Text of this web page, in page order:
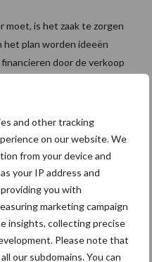
and other tracking
on our website. We
from your device and
your IP address and
you with
marketing campaign
insights, collecting precise
Please note that
our subdomains. You can
is het zaak te zorgen
het plan worden ideeën
door de verkoop
of een vergoeding voor
voor
in die gebieden naar
met 2 cent per kg moeten
van de veehouder stijgt.